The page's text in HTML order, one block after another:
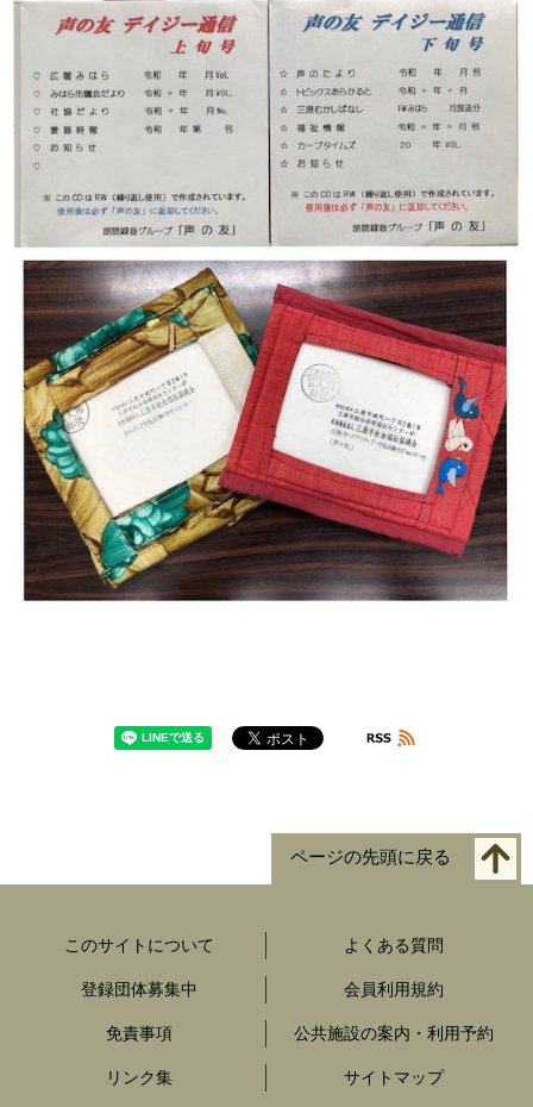
ページの先頭に戻る
このサイトについて よくある質問
登録団体募集中 会員利用規約
免責事項 公共施設の案内・利用予約
リンク集 サイトマップ